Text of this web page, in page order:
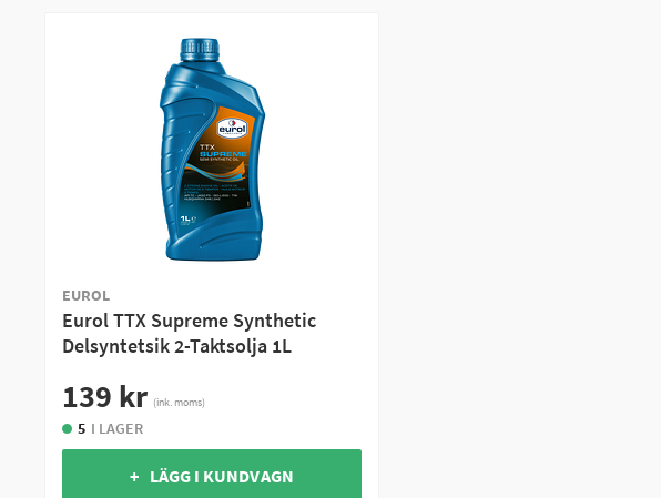
EUROL
Eurol TTX Supreme Synthetic
Delsyntetsik 2-Taktsolja 1L
139 kr (ink. moms)
5 I LAGER
+ LÄGG I KUNDVAGN